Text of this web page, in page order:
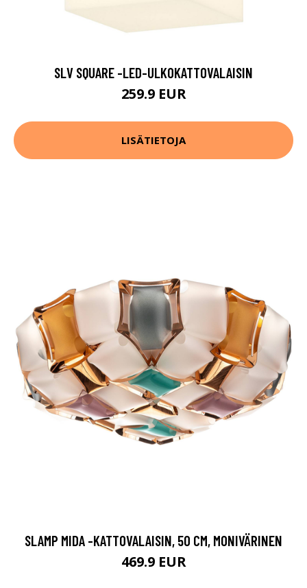
SLV SQUARE -LED-ULKOKATTOVALAISIN
259.9 EUR
LISÄTIETOJA
SLAMP MIDA -KATTOVALAISIN, 50 CM, MONIVÄRINEN
469.9 EUR